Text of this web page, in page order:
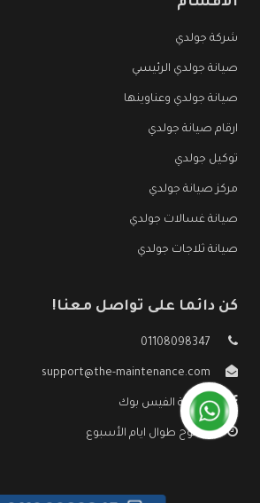
شركة جولدي
صيانة جولدي الرئيسي
صيانة جولدي وعناوينها
ارقام صيانة جولدي
توكيل جولدي
مركز صيانة جولدي
صيانة غسالات جولدي
صيانة ثلاجات جولدي
كن دائما على تواصل معنا!
01108098347
support@the-maintenance.com
صفحة الفيس بوك
مفتوح طوال ايام الأسبوع